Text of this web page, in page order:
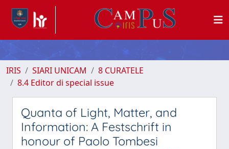
IRIS SIARI UNICAM
8 CURATELE
8.4 Editor di special issue
Quanta of Light, Matter, and
Information: A Festschrift in
honour of Paolo Tombesi